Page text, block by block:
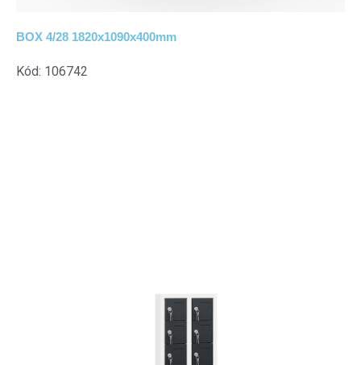
BOX 4/28 1820x1090x400mm
Kód: 106742